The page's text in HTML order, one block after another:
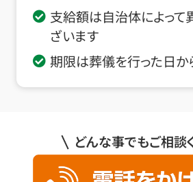
支給額は自治体によって
ざいます
期限は葬儀を行った日か
どんな事でもご相談